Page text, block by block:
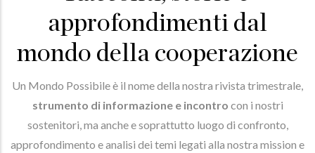
approfondimenti dal
mondo della cooperazione
Un Mondo Possibile è il nome della nostra rivista trimestrale,
strumento di informazione e incontro con i nostri
sostenitori, ma anche e soprattutto luogo di confronto,
approfondimento e analisi dei temi legati alla nostra mission e